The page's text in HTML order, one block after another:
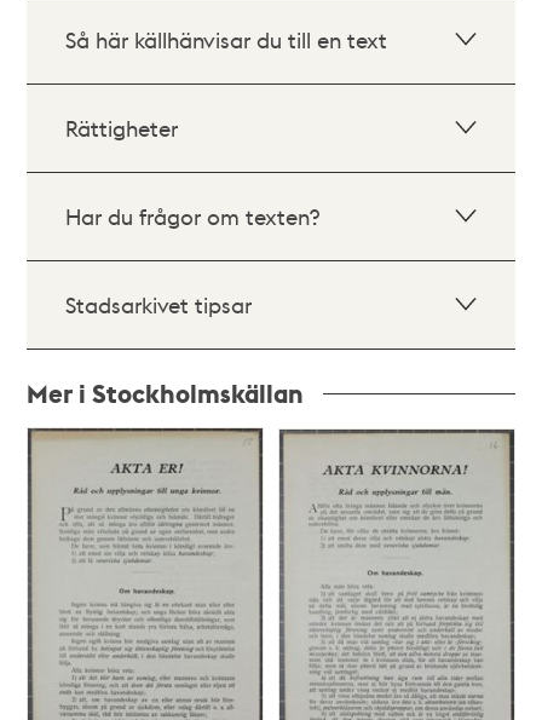
Så här källhänvisar du till en text
Rättigheter
Har du frågor om texten?
Stadsarkivet tipsar
Mer i Stockholmskällan
Relaterade
poster
teman